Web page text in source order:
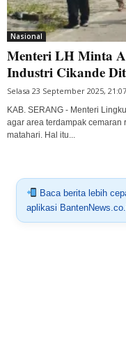
Nasional
Menteri LH Minta
Industri Cikande
Selasa 23 September 2025,
KAB. SERANG - Menteri
agar area terdampak cemaran
matahari. Hal itu...
Baca berita lebih
aplikasi